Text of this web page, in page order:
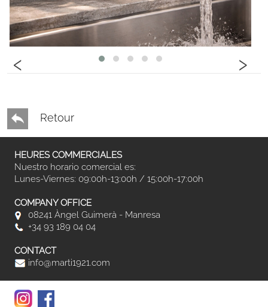
‹ ›
Retour
HEURES COMMERCIALES
Nuestro horario comercial es:
Lunes-Viernes: 09:00h-13:00h / 15:00h-17:00h
COMPANY OFFICE
08241 Àngel Guimerà - Manresa
+34 93 189 04 04
CONTACT
info@marti1921.com